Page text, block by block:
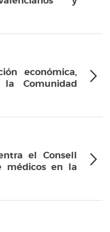
económica,
Comunidad
el Consell
médicos en la